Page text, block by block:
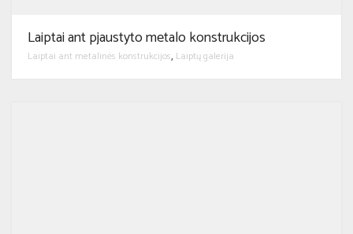
Laiptai ant pjaustyto metalo konstrukcijos
Laiptai ant metalinės konstrukcijos Laiptų galerija